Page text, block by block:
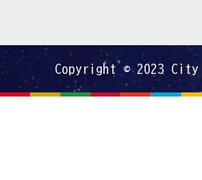
Copyright © 2023